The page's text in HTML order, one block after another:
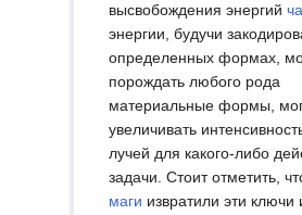
высвобождения энергий
энергии, будучи
определенных формах,
порождать любого рода
материальные формы,
увеличивать
лучей для какого-либо
задачи. Стоит отметить,
маги извратили эти ключи